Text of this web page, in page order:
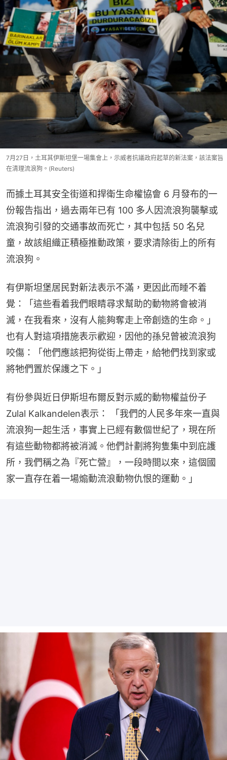
7月27日，土耳其伊斯坦堡一場集會上，示威者抗議政府起草的新法案，該法案旨
在清理流浪狗。(Reuters)
而據土耳其安全街道和捍衛生命權協會 6 月發布的一
份報告指出，過去兩年已有 100 多人因流浪狗襲擊或
流浪狗引發的交通事故而死亡，其中包括 50 名兒
童，故該組織正積極推動政策，要求清除街上的所有
流浪狗。
有伊斯坦堡居民對新法表示不滿，更因此而睡不着
覺：「這些看着我們眼睛尋求幫助的動物將會被消
滅，在我看來，沒有人能夠奪走上帝創造的生命。」
也有人對這項措施表示歡迎，因他的孫兒曾被流浪狗
咬傷：「他們應該把狗從街上帶走，給牠們找到家或
將牠們置於保護之下。」
有份參與近日伊斯坦布爾反對示威的動物權益份子
Zulal Kalkandelen表示： 「我們的人民多年來一直與
流浪狗一起生活，事實上已經有數個世紀了，現在所
有這些動物都將被消滅。他們計劃將狗隻集中到庇護
所，我們稱之為『死亡營』，一段時間以來，這個國
家一直存在着一場煽動流浪動物仇恨的運動。」